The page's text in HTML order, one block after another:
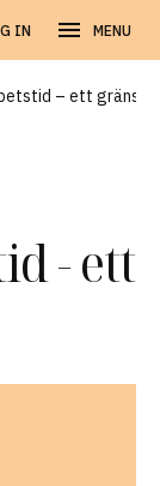
IN MENU
– ett
- ett